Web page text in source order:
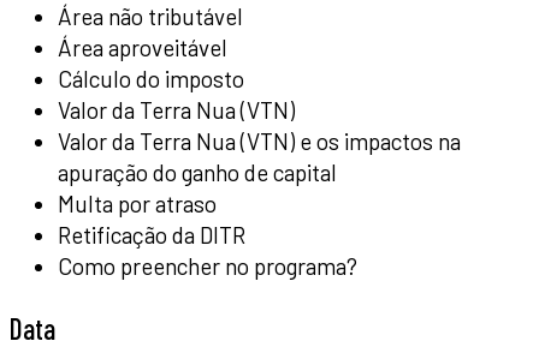
Área não tributável
Área aproveitável
Cálculo do imposto
Valor da Terra Nua (VTN)
Valor da Terra Nua (VTN) e os impactos na
apuração do ganho de capital
Multa por atraso
Retificação da DITR
Como preencher no programa?
Data